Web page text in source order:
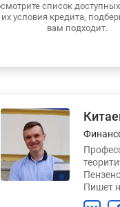
список
их условия кредита,
вам подходит.
Пишет